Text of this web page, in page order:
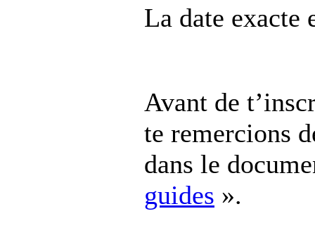
La date exacte
Avant de
te remercions
dans le
guides ».